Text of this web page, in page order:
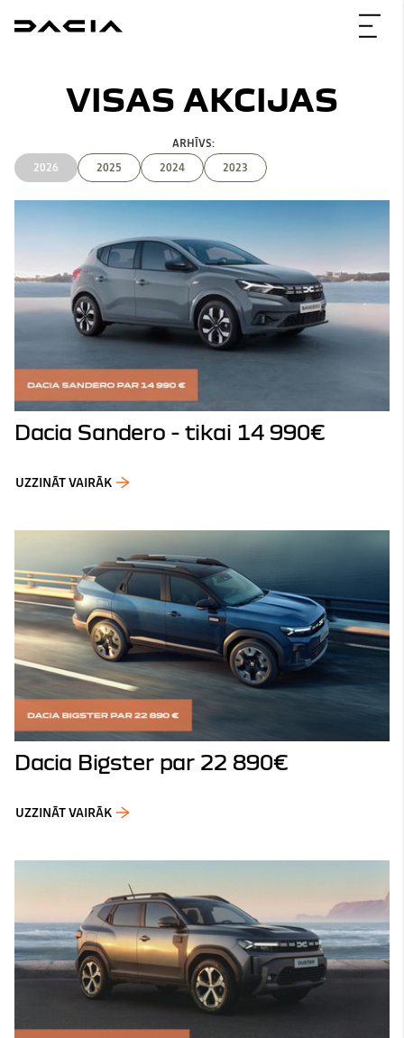
VISAS AKCIJAS
ARHĪVS:
2026
2025 2024 2023
Dacia Sandero - tikai 14 990€
UZZINĀT VAIRĀK
Dacia Bigster par 22 890€
UZZINĀT VAIRĀK